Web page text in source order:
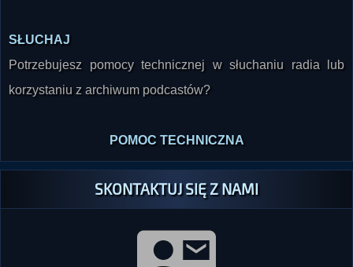
SŁUCHAJ
Potrzebujesz pomocy technicznej w słuchaniu radia lub
korzystaniu z archiwum podcastów?
POMOC TECHNICZNA
SKONTAKTUJ SIĘ Z NAMI